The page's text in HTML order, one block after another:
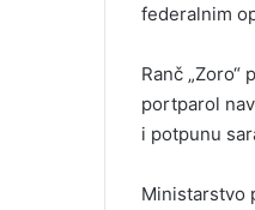
federalnim
Ranč
portparol
i potpunu
Ministarstvo